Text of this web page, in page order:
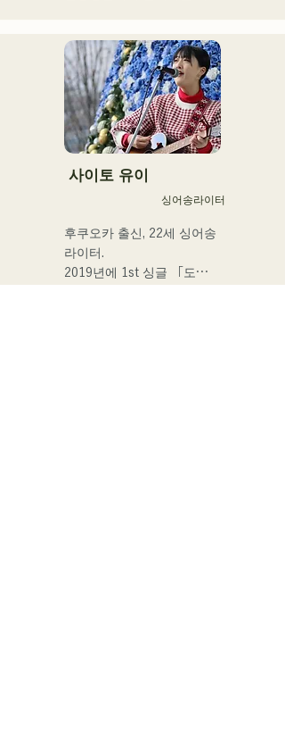
디오 세션 뮤지션이다.
정”을 테마로 한 가사를 만들
어낸다.
R&B에 촉발된 스모키한 가
성과,
백그라운드의 다른 멤버들이
방어하다
장르를 넘은 연주는, 그 밖에
사이토 유이
싱어송라이터
후쿠오카 출신, 22세 싱어송
라이터.
2019년에 1st 싱글 「도